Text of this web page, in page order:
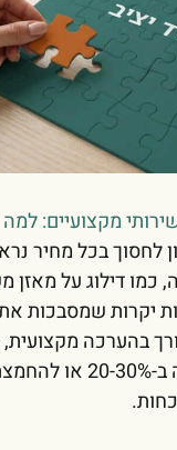
מקצועיים:
לחסוך בכל מחיר
כמו דילוג על מאזן
יקרות שמסבכות
בהערכה
להערכת נטו נמוכה